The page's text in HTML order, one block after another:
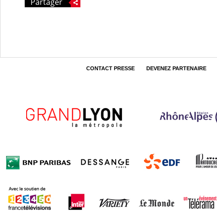
CONTACT PRESSE DEVENEZ PARTENAIRE